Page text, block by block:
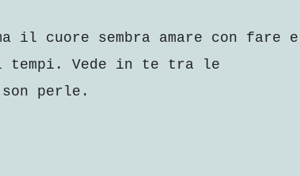
il cuore sembra amare con fare e
Vede in te tra le
perle.